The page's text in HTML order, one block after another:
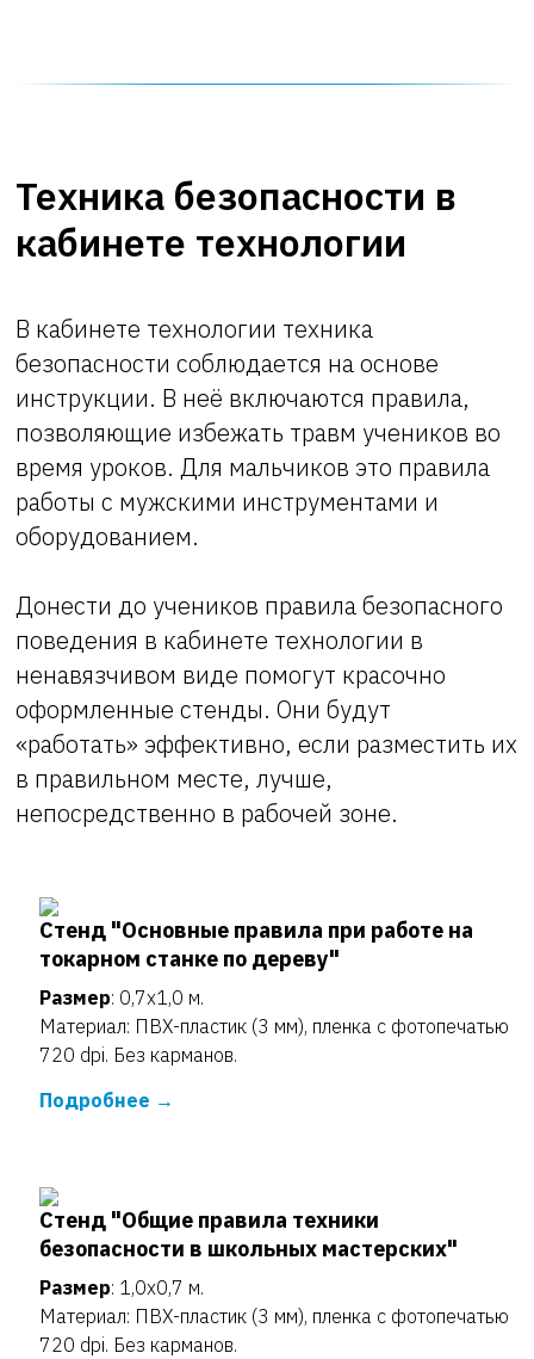
Техника безопасности в
кабинете технологии
В кабинете технологии техника
безопасности соблюдается на основе
инструкции. В неё включаются правила,
позволяющие избежать травм учеников во
время уроков. Для мальчиков это правила
работы с мужскими инструментами и
оборудованием.
Донести до учеников правила безопасного
поведения в кабинете технологии в
ненавязчивом виде помогут красочно
оформленные стенды. Они будут
«работать» эффективно, если разместить их
в правильном месте, лучше,
непосредственно в рабочей зоне.
Стенд "Основные правила при работе на
токарном станке по дереву"
Размер: 0,7х1,0 м.
Материал: ПВХ-пластик (3 мм), пленка с фотопечатью
720 dpi. Без карманов.
Подробнее
Стенд "Общие правила техники
безопасности в школьных мастерских"
Размер: 1,0х0,7 м.
Материал: ПВХ-пластик (3 мм), пленка с фотопечатью
720 dpi. Без карманов.